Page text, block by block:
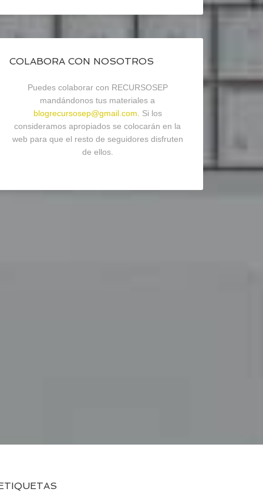
COLABORA CON NOSOTROS
Puedes colaborar con RECURSOSEP
mandándonos tus materiales a
blogrecursosep@gmail.com . Si los
consideramos apropiados se colocarán en la
web para que el resto de seguidores disfruten
de ellos.